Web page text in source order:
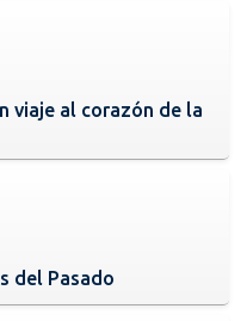
viaje al corazón de la
del Pasado